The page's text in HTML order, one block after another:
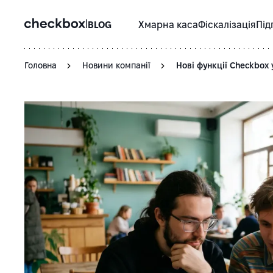
|BLOG Хмарна касаФіскалізація
Головна Новини компанії Нові функції Checkbox